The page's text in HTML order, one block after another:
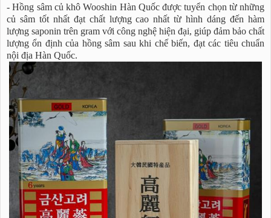
- Hồng sâm củ khô Wooshin Hàn Quốc được tuyển chọn từ những
củ sâm tốt nhất đạt chất lượng cao nhất từ hình dáng đến hàm
lượng saponin trên gram với công nghệ hiện đại, giúp đảm bảo chất
lượng ổn định của hồng sâm sau khi chế biến, đạt các tiêu chuẩn
nội địa Hàn Quốc.